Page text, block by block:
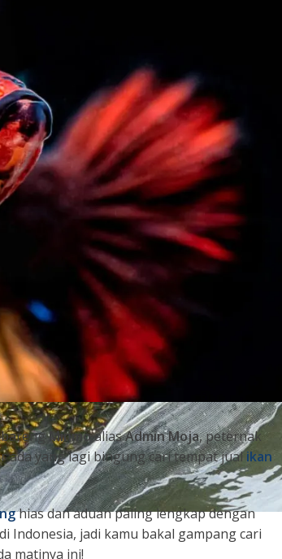
barengMinmoaliasAdmin Moja, peternak
ada yang lagi bingung cari tempat jualikan
hias dan aduan paling lengkap dengan
Indonesia, jadi kamu bakal gampang cari
matinya ini!